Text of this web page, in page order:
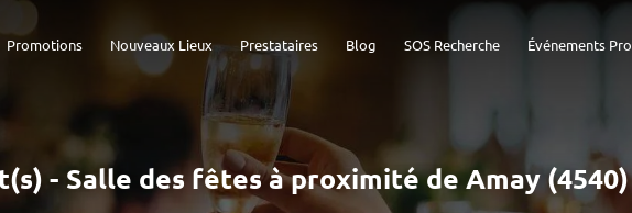
Événements Pro
SOS Recherche
Blog
Prestataires
Nouveaux Lieux
Promotions
- Salle des fêtes à proximité de Amay (4540)